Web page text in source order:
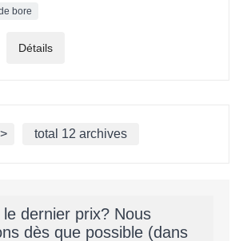
bore
Détails
> total 12 archives
dernier prix? Nous
dès que possible (dans